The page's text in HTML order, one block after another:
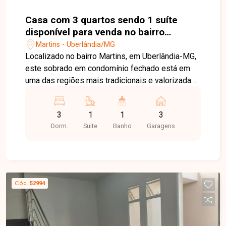
Casa com 3 quartos sendo 1 suíte
disponível para venda no bairro
Martins em Uberlândia-MG
Martins - Uberlândia/MG
Localizado no bairro Martins, em Uberlândia-MG,
este sobrado em condomínio fechado está em
uma das regiões mais tradicionais e valorizadas
supermercados, escolas, farmácias, restaurantes
e diversos comércios e serviços, proporcionando
praticidade, conforto e qualidade de vida. O
sendo 01 suíte com closet, banheiro social e
corredor de circulação. No piso térreo, conta com
sala de jantar integrada, cozinha, lavabo, área de
serviço e 03 vagas de garagem, oferecendo
3
Dorm.
1
Suite
1
Banho
3
Garagens
Cód. 52994